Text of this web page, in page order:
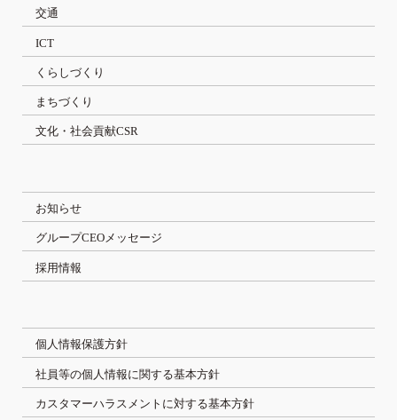
交通
ICT
くらしづくり
まちづくり
文化・社会貢献CSR
お知らせ
グループCEOメッセージ
採用情報
個人情報保護方針
社員等の個人情報に関する基本方針
カスタマーハラスメントに対する基本方針